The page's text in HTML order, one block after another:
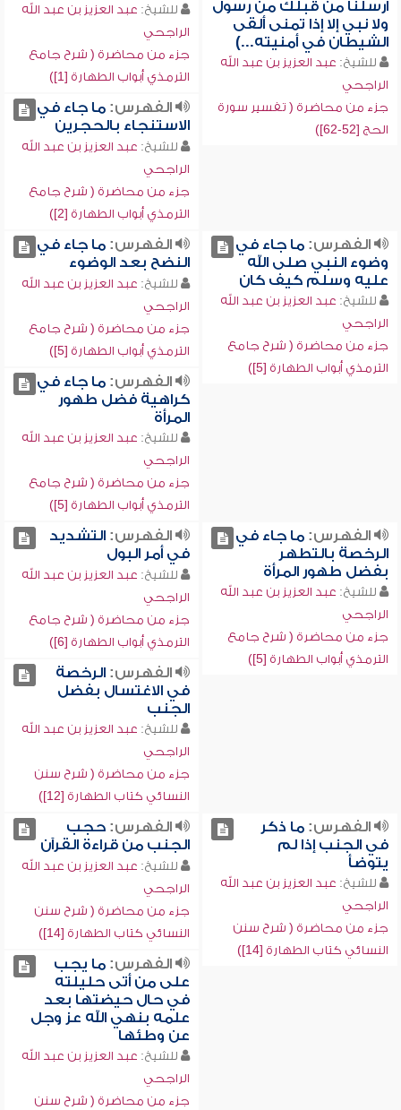
أرسلنا من قبلك من رسول
ولا نبي إلا إذا تمنى ألقى
الشيطان في أمنيته...)
للشيخ: عبد العزيز بن عبد الله
الراجحي
جزء من محاضرة ( تفسير سورة
الحج [52-62])
للشيخ: عبد العزيز بن عبد الله
الراجحي
جزء من محاضرة ( شرح جامع
الترمذي أبواب الطهارة [1])
الفهرس:ما جاء في
الاستنجاء بالحجرين
للشيخ: عبد العزيز بن عبد الله
الراجحي
جزء من محاضرة ( شرح جامع
الترمذي أبواب الطهارة [2])
الفهرس:ما جاء في
وضوء النبي صلى الله
عليه وسلم كيف كان
للشيخ: عبد العزيز بن عبد الله
الراجحي
جزء من محاضرة ( شرح جامع
الترمذي أبواب الطهارة [5])
الفهرس:ما جاء في
النضح بعد الوضوء
للشيخ: عبد العزيز بن عبد الله
الراجحي
جزء من محاضرة ( شرح جامع
الترمذي أبواب الطهارة [5])
الفهرس:ما جاء في
كراهية فضل طهور
المرأة
للشيخ: عبد العزيز بن عبد الله
الراجحي
جزء من محاضرة ( شرح جامع
الترمذي أبواب الطهارة [5])
الفهرس:ما جاء في
الرخصة بالتطهر
بفضل طهور المرأة
للشيخ: عبد العزيز بن عبد الله
الراجحي
جزء من محاضرة ( شرح جامع
الترمذي أبواب الطهارة [5])
الفهرس:التشديد
في أمر البول
للشيخ: عبد العزيز بن عبد الله
الراجحي
جزء من محاضرة ( شرح جامع
الترمذي أبواب الطهارة [6])
الفهرس:الرخصة
في الاغتسال بفضل
الجنب
للشيخ: عبد العزيز بن عبد الله
الراجحي
جزء من محاضرة ( شرح سنن
النسائي كتاب الطهارة [12])
الفهرس:ما ذكر
في الجنب إذا لم
يتوضأ
للشيخ: عبد العزيز بن عبد الله
الراجحي
جزء من محاضرة ( شرح سنن
النسائي كتاب الطهارة [14])
الفهرس:حجب
الجنب من قراءة القرآن
للشيخ: عبد العزيز بن عبد الله
الراجحي
جزء من محاضرة ( شرح سنن
النسائي كتاب الطهارة [14])
الفهرس:ما يجب
على من أتى حليلته
في حال حيضتها بعد
علمه بنهي الله عز وجل
عن وطئها
للشيخ: عبد العزيز بن عبد الله
الراجحي
جزء من محاضرة ( شرح سنن